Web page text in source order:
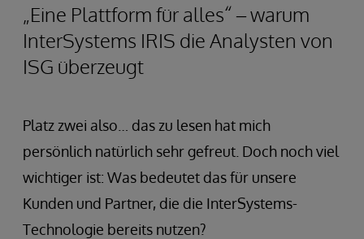
„Eine Plattform für alles“ – warum
InterSystems IRIS die Analysten von
ISG überzeugt
Platz zwei also… das zu lesen hat mich
persönlich natürlich sehr gefreut. Doch noch viel
wichtiger ist: Was bedeutet das für unsere
Kunden und Partner, die die InterSystems-
Technologie bereits nutzen?